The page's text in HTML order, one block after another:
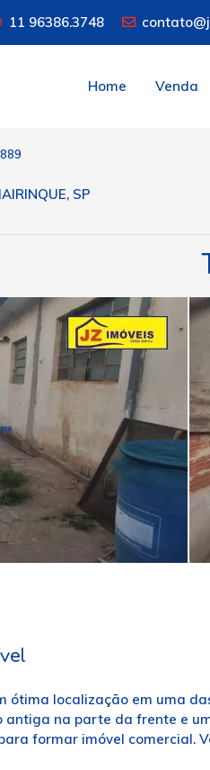
11 96386.3748
Home Venda
SP
ótima localização em uma
antiga na parte da frente e
formar imóvel comercial.